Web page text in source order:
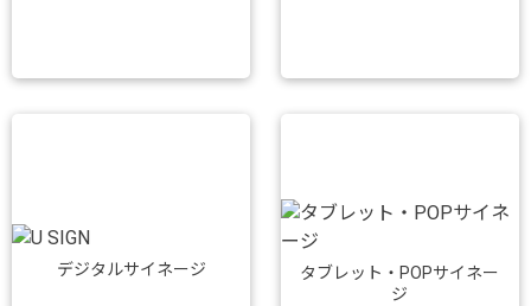
デジタルサイネージ
タブレット・POPサイネー
ジ